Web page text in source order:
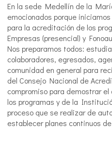
En la sede Medellín de la
emocionados porque
para la acreditación de los
Empresas (presencial) y
Nos preparamos todos:
colaboradores, egresados,
comunidad en general para
del Consejo Nacional de
compromiso para demostrar
los programas y de la
proceso que se realizar de
establecer planes continuos